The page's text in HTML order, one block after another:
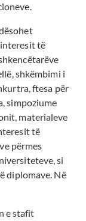
të
shkëmbimi i
ftesa për
simpoziume
materialeve
të
përmes
si
diplomave. Në
e stafit